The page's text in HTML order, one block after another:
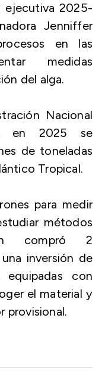
ejecutiva 2025-
Jenniffer
en las
medidas
del alga.
Nacional
en 2025 se
de toneladas
Tropical.
para medir
métodos
compró 2
inversión de
con
el material y
provisional.